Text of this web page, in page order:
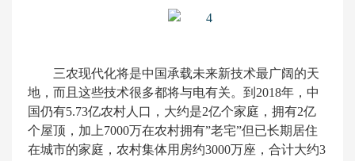
三农现代化将是中国承载未来新技术最广阔的天
地，而且这些技术很多都将与电有关。到2018年，中
国仍有5.73亿农村人口，大约是2亿个家庭，拥有2亿
个屋顶，加上7000万在农村拥有”老宅”但已长期居住
在城市的家庭，农村集体用房约3000万座，合计大约3